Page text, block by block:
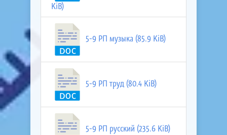
KiB)
5-9 РП музыка (85.9 KiB)
5-9 РП труд (80.4 KiB)
5-9 РП русский (235.6 KiB)